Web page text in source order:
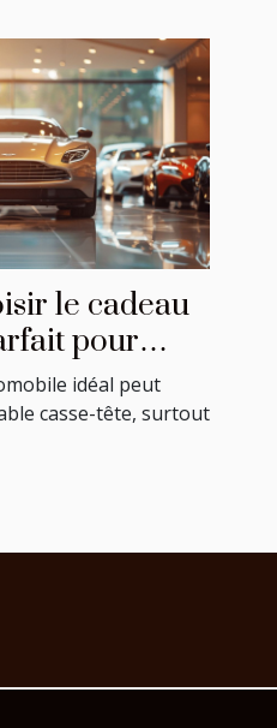
le cadeau
pour
idéal peut
casse-tête, surtout